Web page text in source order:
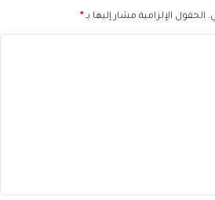
الحقول الإلزامية مشار إليها بـ *